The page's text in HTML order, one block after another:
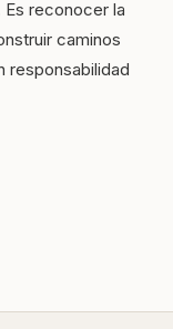
reconocer la
caminos
responsabilidad